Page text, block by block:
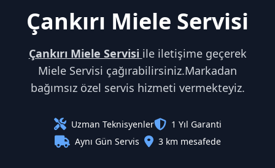
Çankırı Miele Servisi
Çankırı Miele Servisi ile iletişime geçerek
Miele Servisi çağırabilirsiniz.Markadan
bağımsız özel servis hizmeti vermekteyiz.
Uzman Teknisyenler
1 Yıl Garanti
Aynı Gün Servis
3 km mesafede